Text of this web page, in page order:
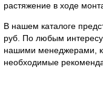
растяжение в ходе
В нашем каталоге
руб. По любым
нашими менеджерами,
необходимые